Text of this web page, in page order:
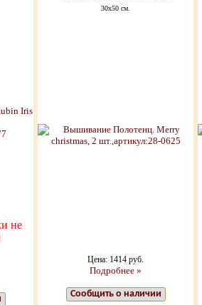
не
30х50 см.
Цена: 1414 руб.
Подробнее »
Сообщить о наличии